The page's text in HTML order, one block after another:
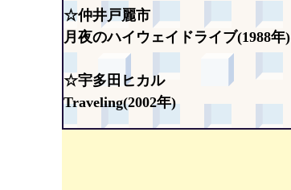
☆仲井戸麗市
月夜のハイウェイドライブ(1988年)
☆宇多田ヒカル
Traveling(2002年)